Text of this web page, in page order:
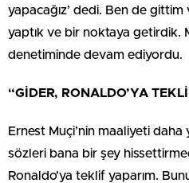
yapacağız’ dedi. Ben de gittim
yaptık ve bir noktaya getirdik.
denetiminde devam ediyordu.
“GİDER, RONALDO’YA
Ernest Muçi’nin maaliyeti
sözleri bana bir şey
Ronaldo’ya teklif yaparım.